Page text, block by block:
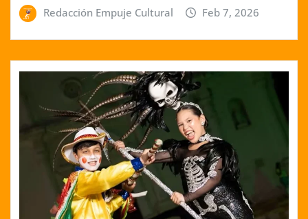
Redacción Empuje Cultural Feb 7, 2026